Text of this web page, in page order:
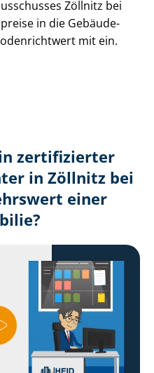
Zöllnitz bei
in die Ge­bäu­de­
mit ein.
zertifizierter
in Zöllnitz bei
einer